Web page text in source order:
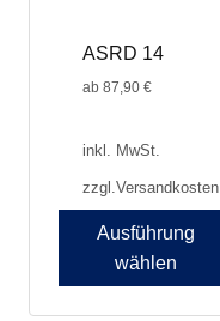
ASRD 14
ab 87,90 €
inkl. MwSt.
zzgl.Versandkosten
Ausführung
wählen